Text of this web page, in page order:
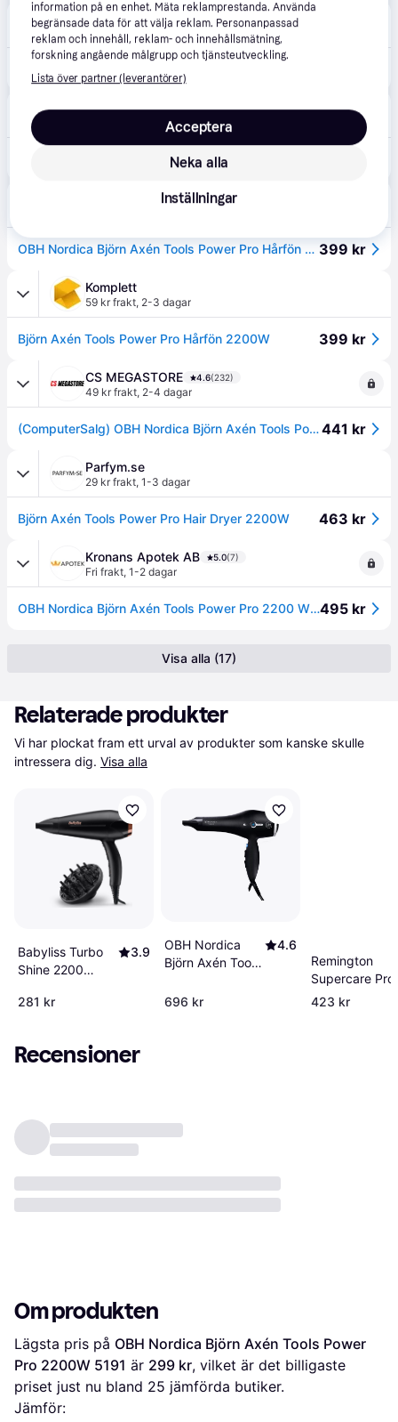
apotea.se 4.5 (80)
Fri frakt , 0-2 dagar
Proshop.se 4.5(590)
1-2 dagar
4.5(866)
OBH Nordica Björn Axén Tools Power Pro Hårfön 2200W 399 kr
Komplett
59 kr frakt, 2-3 dagar
Björn Axén Tools Power Pro Hårfön 2200W 399 kr
CS MEGASTORE 4.6(232)
49 kr frakt, 2-4 dagar
(ComputerSalg) OBH Nordica Björn Axén Tools Power Pro 2200W, ?DC, Svart, 2,8 m, 2200 W, 220-240 V, 50 hz441 kr
Parfym.se
29 kr frakt, 1-3 dagar
Björn Axén Tools Power Pro Hair Dryer 2200W 463 kr
Kronans Apotek AB 5.0(7)
Fri frakt, 1-2 dagar
OBH Nordica Björn Axén Tools Power Pro 2200 W Hårfön 1 st495 kr
Visa alla (17)
Relaterade produkter
Vi har plockat fram ett urval av produkter som kanske skulle
intressera dig. Visa alla
Babyliss Turbo
Shine 2200
3.9
281 kr
OBH Nordica
Björn Axén Tools
4.6
696 kr
Remington
Supercare Pro
2200 AC7200
423 kr
Recensioner
Om produkten
Lägsta pris på OBH Nordica Björn Axén Tools Power
Pro 2200W 5191 är 299 kr, vilket är det billigaste
priset just nu bland 25 jämförda butiker.
Jämför:
information på en enhet. Mäta reklamprestanda. Använda
begränsade data för att välja reklam. Personanpassad
reklam och innehåll, reklam- och innehållsmätning,
forskning angående målgrupp och tjänsteutveckling.
Lista över partner (leverantörer)
Neka alla
Acceptera
Inställningar